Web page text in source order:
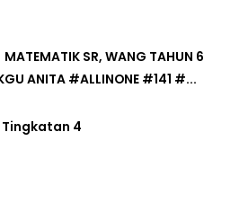
SR, WANG TAHUN 6
ANITA #ALLINONE #141 #...
Tingkatan 4